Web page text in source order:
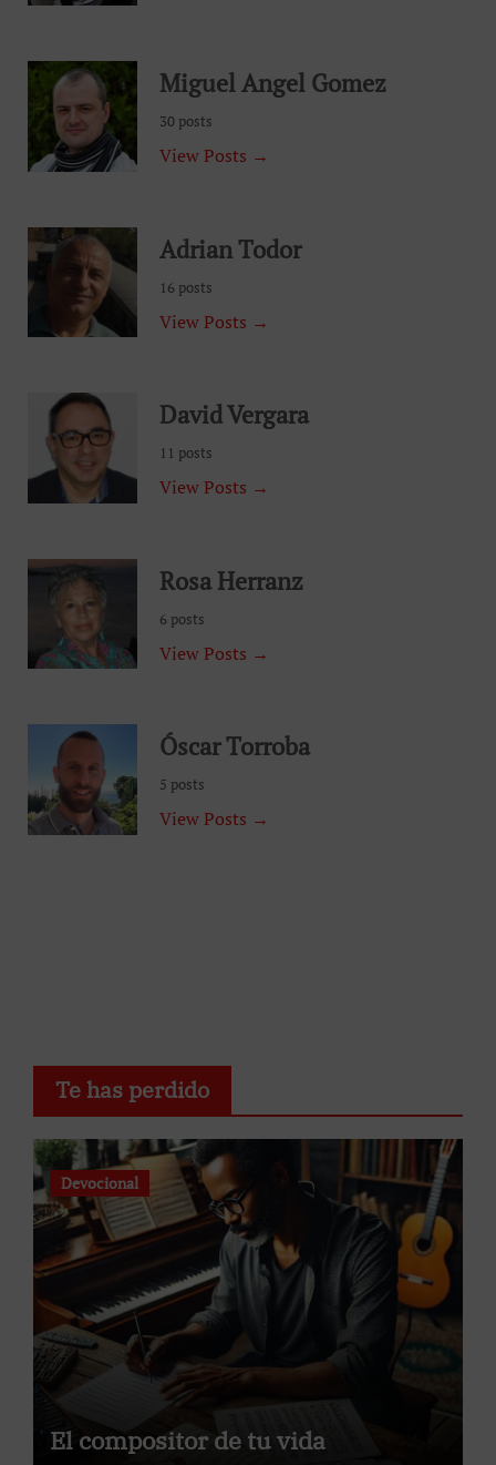
Miguel Angel Gomez
30 posts
View Posts →
Adrian Todor
16 posts
View Posts →
David Vergara
11 posts
View Posts →
Rosa Herranz
6 posts
View Posts →
Óscar Torroba
5 posts
View Posts →
Te has perdido
Devocional
El compositor de tu vida